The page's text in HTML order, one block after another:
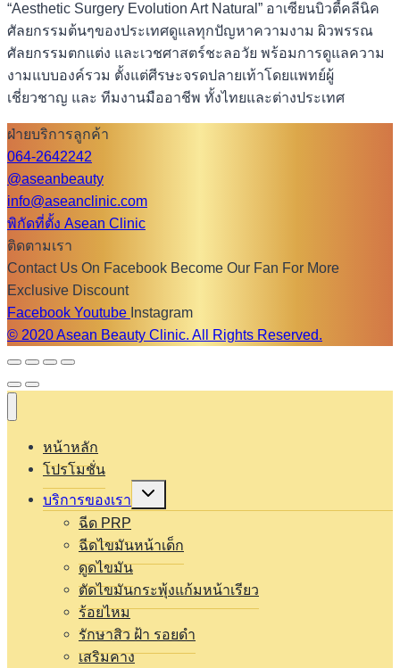
“Aesthetic Surgery Evolution Art Natural” อาเซียนบิวตี้คลีนิค
ศัลยกรรมต้นๆของประเทศดูแลทุกปัญหาความงาม ผิวพรรณ
ศัลยกรรมตกแต่ง และเวชศาสตร์ชะลอวัย พร้อมการดูแลความ
งามแบบองค์รวม ตั้งแต่ศีรษะจรดปลายเท้าโดยแพทย์ผู้
เชี่ยวชาญ และ ทีมงานมืออาชีพ ทั้งไทยและต่างประเทศ
ฝ่ายบริการลูกค้า
064-2642242
@aseanbeauty
info@aseanclinic.com
พิกัดที่ตั้ง Asean Clinic
ติดตามเรา
Contact Us On Facebook Become Our Fan For More
Exclusive Discount
Facebook Youtube Instagram
© 2020 Asean Beauty Clinic. All Rights Reserved.
หน้าหลัก
โปรโมชั่น
บริการของเรา
Expand
menu
ฉีด PRP
ฉีดไขมันหน้าเด็ก
ดูดไขมัน
ตัดไขมันกระพุ้งแก้มหน้าเรียว
ร้อยไหม
รักษาสิว ฝ้า รอยดำ
เสริมคาง